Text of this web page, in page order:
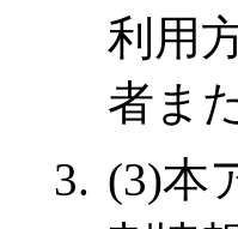
利用
者ま
(3)本